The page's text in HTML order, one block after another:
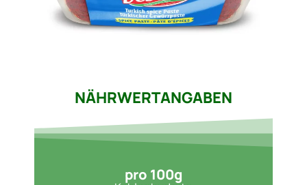
NÄHRWERTANGABEN
pro 100g​